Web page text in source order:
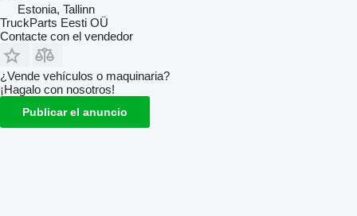
Estonia, Tallinn
TruckParts Eesti OÜ
Contacte con el vendedor
¿Vende vehículos o maquinaria?
¡Hagalo con nosotros!
Publicar el anuncio